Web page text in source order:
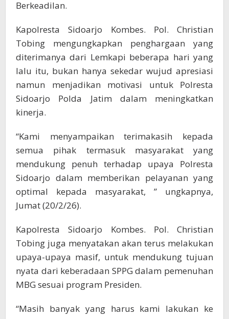
Berkeadilan.
Kapolresta Sidoarjo Kombes. Pol. Christian
Tobing mengungkapkan penghargaan yang
diterimanya dari Lemkapi beberapa hari yang
lalu itu, bukan hanya sekedar wujud apresiasi
namun menjadikan motivasi untuk Polresta
Sidoarjo Polda Jatim dalam meningkatkan
kinerja.
“Kami menyampaikan terimakasih kepada
semua pihak termasuk masyarakat yang
mendukung penuh terhadap upaya Polresta
Sidoarjo dalam memberikan pelayanan yang
optimal kepada masyarakat, ” ungkapnya,
Jumat (20/2/26).
Kapolresta Sidoarjo Kombes. Pol. Christian
Tobing juga menyatakan akan terus melakukan
upaya-upaya masif, untuk mendukung tujuan
nyata dari keberadaan SPPG dalam pemenuhan
MBG sesuai program Presiden.
“Masih banyak yang harus kami lakukan ke